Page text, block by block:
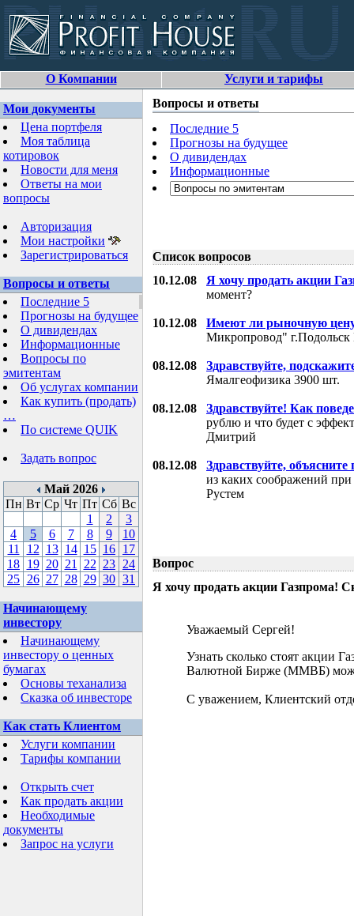
О Компании Услуги и тарифы
Мои документы
Цена портфеля
Моя таблица
котировок
Новости для меня
Ответы на мои
вопросы
Авторизация
Мои настройки
Зарегистрироваться
Вопросы и ответы
Последние 5
Прогнозы на будущее
О дивидендах
Информационные
Вопросы по
эмитентам
Об услугах компании
Как купить (продать)
…
По системе QUIK
Задать вопрос
Май 2026
Пн Вт Ср Чт Пт Сб Вс
1
2
3
4
5 6 7 8 9
10
11
12 13 14 15 16 17
18 19 20 21 22 23 24
25 26 27 28 29 30 31
Начинающему
инвестору
Начинающему
инвестору о ценных
бумагах
Основы теханализа
Сказка об инвесторе
Как стать Клиентом
Услуги компании
Тарифы компании
Открыть счет
Как продать акции
Необходимые
документы
Запрос на услуги
Вопросы и ответы
Последние 5
Прогнозы на будущее
О дивидендах
Информационные
Список вопросов
10.12.08 Я хочу продать акции
момент?
10.12.08
Имеют ли рыночную
Микропровод"
08.12.08
Здравствуйте,
Ямалгеофизика 3900 шт.
08.12.08
Здравствуйте! Как
рублю и что будет с
Дмитрий
08.12.08
Здравствуйте, объясните
из каких соображений
Рустем
Вопрос
Я хочу продать акции Газпрома!
Уважаемый Сергей!
Узнать сколько стоят акции
Валютной Бирже (ММВБ)
С уважением, Клиентский